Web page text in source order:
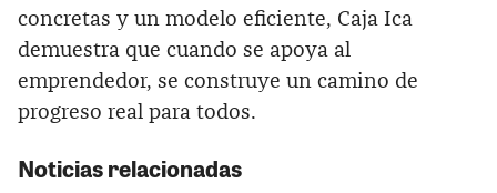
concretas y un modelo eficiente, Caja Ica
demuestra que cuando se apoya al
emprendedor, se construye un camino de
progreso real para todos.
Noticias relacionadas